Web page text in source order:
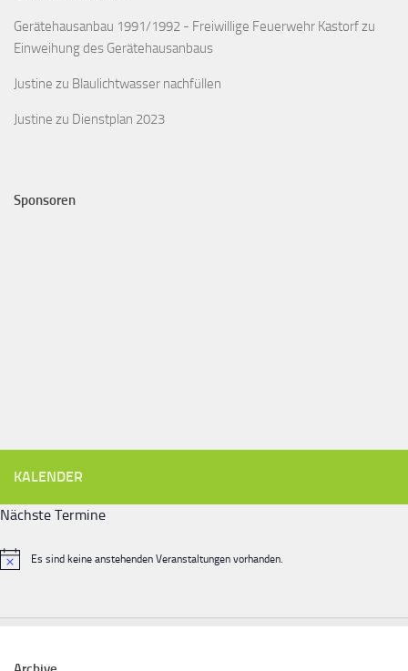
Gerätehausanbau 1991/1992 - Freiwillige Feuerwehr Kastorfzu
Einweihung des Gerätehausanbaus
Justine zu Blaulichtwasser nachfüllen
Justine zu Dienstplan 2023
Sponsoren
KALENDER
Nächste Termine
HinweisEs sind keine anstehenden Veranstaltungen vorhanden.